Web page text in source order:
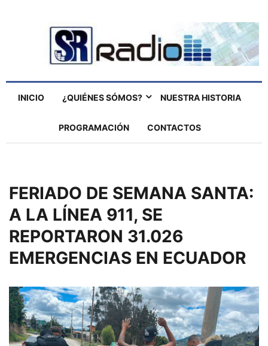
INICIO ¿QUIÉNES SÓMOS? NUESTRA HISTORIA
PROGRAMACIÓN CONTACTOS
FERIADO DE SEMANA SANTA:
A LA LÍNEA 911, SE
REPORTARON 31.026
EMERGENCIAS EN ECUADOR